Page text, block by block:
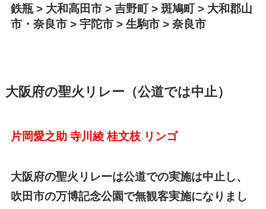
鉄瓶 > 大和高田市 > 吉野町 > 斑鳩町 > 大和郡山
市・奈良市 > 宇陀市 > 生駒市 > 奈良市
大阪府の聖火リレー（公道では中止）
片岡愛之助 寺川綾 桂文枝 リンゴ
大阪府の聖火リレーは公道での実施は中止し、
吹田市の万博記念公園で無観客実施になりまし